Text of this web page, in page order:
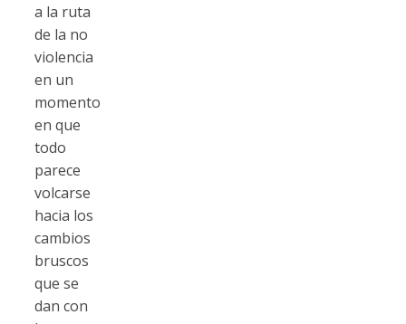
a la ruta
de la no
violencia
en un
momento
en que
todo
parece
volcarse
hacia los
cambios
bruscos
que se
dan con